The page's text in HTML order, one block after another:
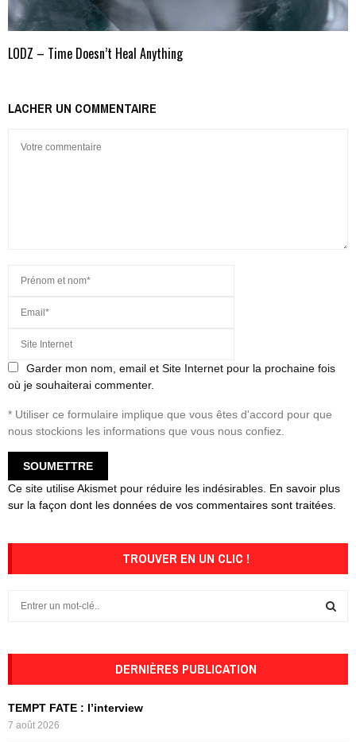
LODZ – Time Doesn’t Heal Anything
LACHER UN COMMENTAIRE
Garder mon nom, email et Site Internet pour la prochaine fois
où je souhaiterai commenter.
* Utiliser ce formulaire implique que vous êtes d'accord pour que
nous stockions les informations que vous nous confiez.
Ce site utilise Akismet pour réduire les indésirables. En savoir plus
sur la façon dont les données de vos commentaires sont traitées
TROUVER EN UN CLIC !
o
r
DERNIÈRES PUBLICATION
TEMPT FATE : l’interview
7 août 2026